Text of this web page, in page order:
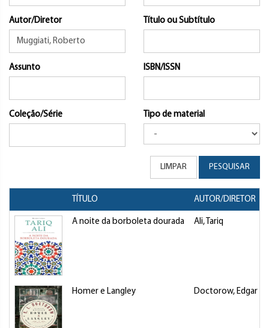
Autor/Diretor Título ou Subtítulo
Assunto ISBN/ISSN
Coleção/Série Tipo de material
LIMPAR PESQUISAR
TÍTULO AUTOR/DIRETOR
A noite da borboleta dourada Ali, Tariq
Homer e Langley Doctorow, Edgar